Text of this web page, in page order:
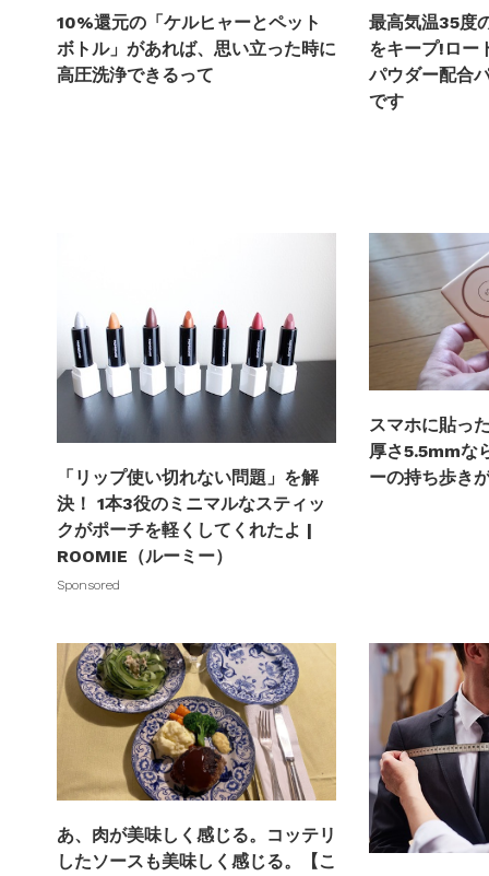
10%還元の「ケルヒャーとペット
ボトル」があれば、思い立った時に
高圧洗浄できるって
最高気温35度
をキープ!ロー
パウダー配合
です
「リップ使い切れない問題」を解
決！ 1本3役のミニマルなスティッ
クがポーチを軽くしてくれたよ |
ROOMIE（ルーミー）
Sponsored
スマホに貼っ
厚さ5.5mmな
ーの持ち歩き
あ、肉が美味しく感じる。コッテリ
したソースも美味しく感じる。【こ